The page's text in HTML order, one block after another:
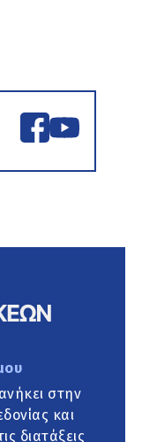
στην
και
διατάξεις